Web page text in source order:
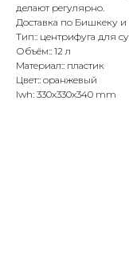
делают регулярно.
Доставка по Бишкеку и
Тип:: центрифуга для
Объём:: 12 л
Материал:: пластик
Цвет:: оранжевый
lwh: 330x330x340 mm